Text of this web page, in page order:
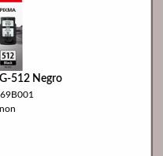
512 Negro